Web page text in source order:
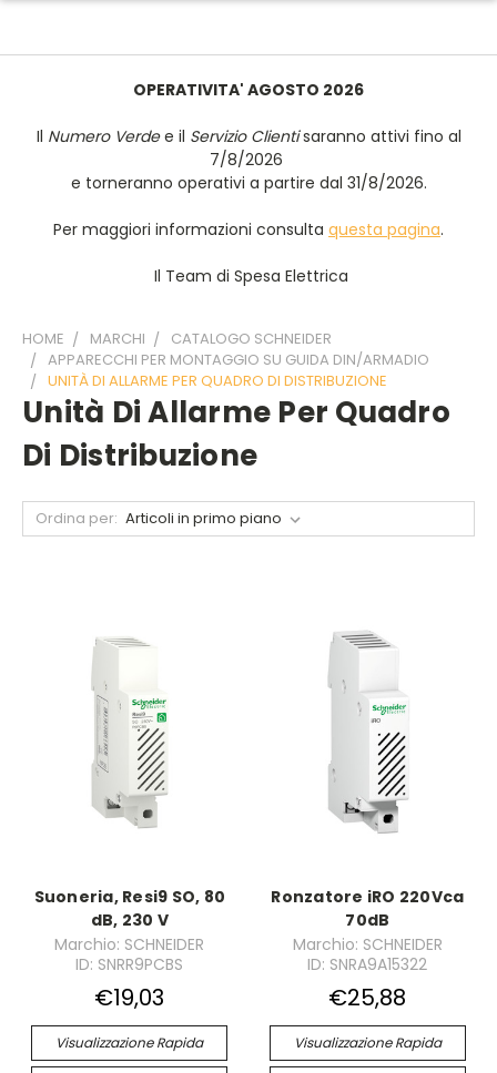
OPERATIVITA' AGOSTO 2026
Il Numero Verdee il Servizio Clientisaranno attivi fino al
7/8/2026
e torneranno operativi a partire dal 31/8/2026.
Per maggiori informazioni consulta questa pagina.
Il Team di Spesa Elettrica
HOME MARCHI
CATALOGO SCHNEIDER
APPARECCHI PER MONTAGGIO SU GUIDA DIN/ARMADIO
UNITÀ DI ALLARME PER QUADRO DI DISTRIBUZIONE
Unità Di Allarme Per Quadro
Di Distribuzione
Ordina per:
Suoneria, Resi9 SO, 80
dB, 230 V
Marchio: SCHNEIDER
ID: SNRR9PCBS
€19,03
Visualizzazione Rapida
Ronzatore iRO 220Vca
70dB
Marchio: SCHNEIDER
ID: SNRA9A15322
€25,88
Visualizzazione Rapida